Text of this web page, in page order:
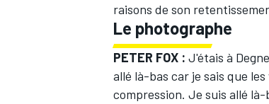
raisons de son
Le photographe
PETER FOX : J'étais à
allé là-bas car je sais que
compression. Je suis allé